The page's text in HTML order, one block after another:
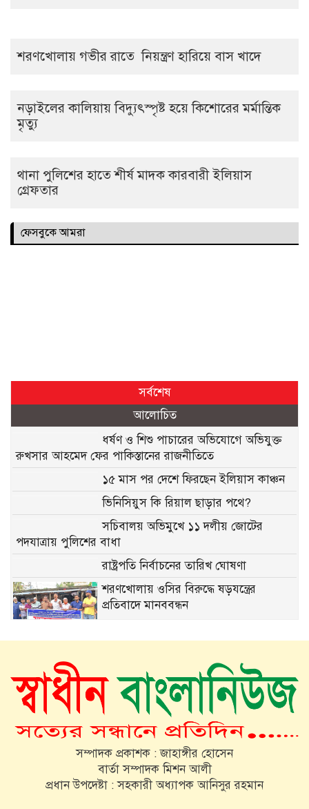
শরণখোলায় গভীর রাতে নিয়ন্ত্রণ হারিয়ে বাস খাদে
নড়াইলের কালিয়ায় বিদ্যুৎস্পৃষ্ট হয়ে কিশোরের মর্মান্তিক
মৃত্যু
থানা পুলিশের হাতে শীর্ষ মাদক কারবারী ইলিয়াস
গ্রেফতার
ফেসবুকে আমরা
সর্বশেষ
আলোচিত
ধর্ষণ ও শিশু পাচারের অভিযোগে অভিযুক্ত
রুখসার আহমেদ ফের পাকিস্তানের রাজনীতিতে
১৫ মাস পর দেশে ফিরছেন ইলিয়াস কাঞ্চন
ভিনিসিয়ুস কি রিয়াল ছাড়ার পথে?
সচিবালয় অভিমুখে ১১ দলীয় জোটের
পদযাত্রায় পুলিশের বাধা
রাষ্ট্রপতি নির্বাচনের তারিখ ঘোষণা
শরণখোলায় ওসির বিরুদ্ধে ষড়যন্ত্রের
প্রতিবাদে মানববন্ধন
জৈন্তাপুর সারীঘাট উচ্চ বিদ্যালয়ে মাধ্যমিক
স্কুলভিত্তিক বিতর্ক প্রতিযোগিতা অনুষ্ঠিত
গণতন্ত্র ও উন্নয়নের স্বার্থে ঐক্যবদ্ধভাবে কাজ
করতে হবে গৃহায়ন ও গনপূর্ত প্রতিমন্ত্রী
ভিনিসিয়ুস জুনিয়রকে পেতে ১৪৫ মিলিয়ন
ইউরোর প্রস্তাব আর্সেনালের!
সম্পাদক প্রকাশক : জাহাঙ্গীর হোসেন
বার্তা সম্পাদক মিশন আলী
প্রধান উপদেষ্টা : সহকারী অধ্যাপক আনিসুর রহমান